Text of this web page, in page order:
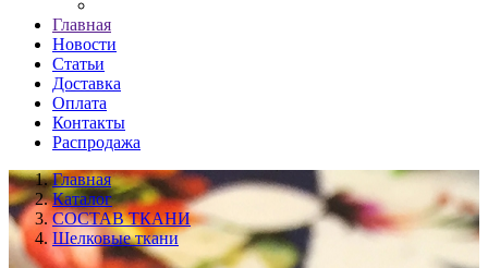
Главная
Новости
Статьи
Доставка
Оплата
Контакты
Распродажа
Главная
Каталог
СОСТАВ ТКАНИ
Шелковые ткани